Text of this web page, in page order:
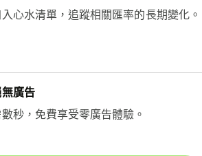
心水清單，追蹤相關匯率的長期變化。
廣告
秒，免費享受零廣告體驗。